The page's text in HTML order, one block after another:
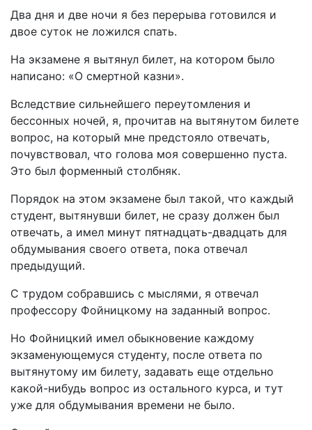
Два дня и две ночи я без перерыва готовился и
двое суток не ложился спать.
На экзамене я вытянул билет, на котором было
написано: «О смертной казни».
Вследствие сильнейшего переутомления и
бессонных ночей, я, прочитав на вытянутом билете
вопрос, на который мне предстояло отвечать,
почувствовал, что голова моя совершенно пуста.
Это был форменный столбняк.
Порядок на этом экзамене был такой, что каждый
студент, вытянувши билет, не сразу должен был
отвечать, а имел минут пятнадцать-двадцать для
обдумывания своего ответа, пока отвечал
предыдущий.
С трудом собравшись с мыслями, я отвечал
профессору Фойницкому на заданный вопрос.
Но Фойницкий имел обыкновение каждому
экзаменующемуся студенту, после ответа по
вытянутому им билету, задавать еще отдельно
какой-нибудь вопрос из остального курса, и тут
уже для обдумывания времени не было.